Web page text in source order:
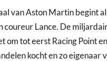
van Aston Martin begint
coureur Lance. De
om tot eerst Racing Point
kocht en zo